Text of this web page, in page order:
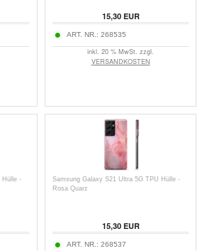
15,30EUR
ART. NR.: 268535
inkl. 20 % MwSt. zzgl.
VERSANDKOSTEN
Hülle -
Samsung Galaxy S21 Ultra 5G TPU Hülle -
Rosa Quarz
15,30EUR
ART. NR.: 268537